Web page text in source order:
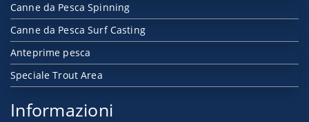
Canne da Pesca Spinning
Canne da Pesca Surf Casting
Anteprime pesca
Speciale Trout Area
Informazioni